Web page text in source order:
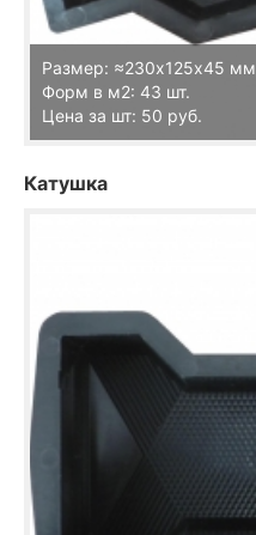
Размер: ≈230х125х45 мм
Форм в м2: 43 шт.
Цена за шт: 50 руб.
Катушка